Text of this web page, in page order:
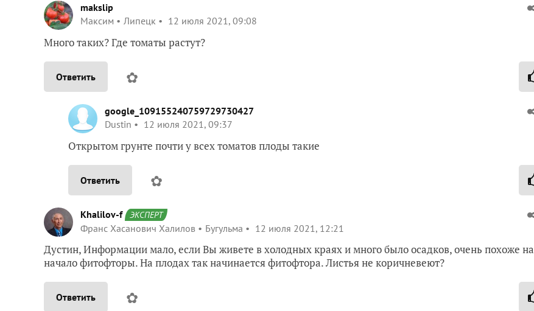
makslip
Максим
Липецк 12 июля 2021, 09:08
Много таких? Где томаты растут?
Ответить ✿
google_109155240759729730427
Dustin
12 июля 2021, 09:37
Открытом грунте почти у всех томатов плоды такие
Ответить ✿
Khalilov-f ЭКСПЕРТ
Франс Хасанович Халилов Бугульма 12 июля 2021, 12:21
Дустин, Информации мало, если Вы живете в холодных краях и много было осадков, очень похоже на
начало фитофторы. На плодах так начинается фитофтора. Листья не коричневеют?
Ответить ✿